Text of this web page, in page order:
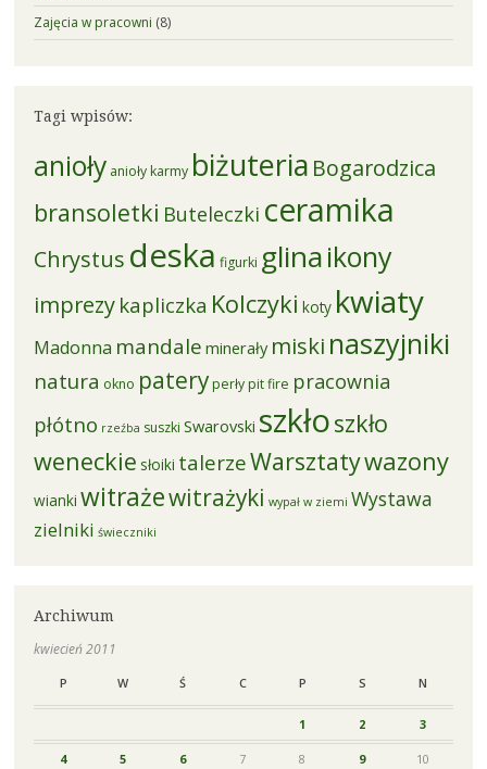
Zajęcia w pracowni (8)
Tagi wpisów:
anioły anioły karmy biżuteria Bogarodzica
bransoletki Buteleczki ceramika
Chrystus deska figurki glinaikony
imprezy kapliczka Kolczyki koty kwiaty
Madonna mandale minerały miski naszyjniki
natura okno pateryperłypit fire pracownia
płótno rzeźba suszki Swarovski szkłoszkło
weneckie słoiki talerzeWarsztatywazony
wianki witrażewitrażyki wypał w ziemi Wystawa
zielniki świeczniki
Archiwum
kwiecień 2011
P W Ś C P S N
1 2 3
4 5 6 7 8 9 10